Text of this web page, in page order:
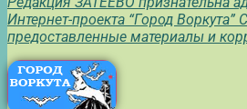
Интернет-проекта “Город
предоставленные материалы и